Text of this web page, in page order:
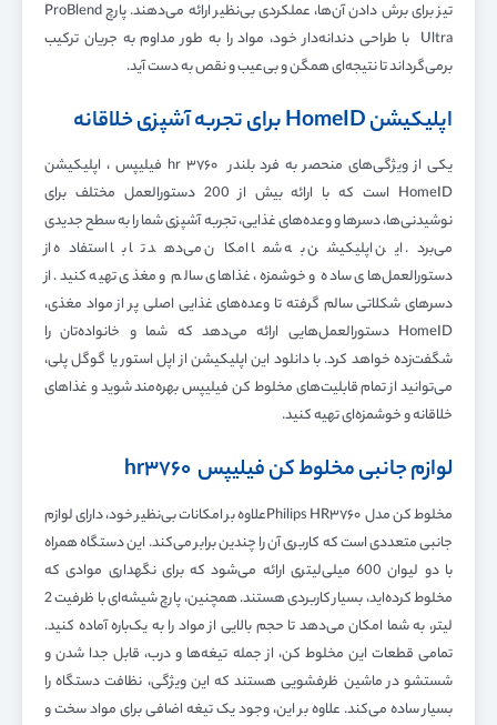
تیز برای برش دادن آن‌ها، عملکردی بی‌نظیر ارائه می‌دهند. پارچ ProBlend
Ultra با طراحی دندانه‌دار خود، مواد را به طور مداوم به جریان ترکیب
برمی‌گرداند تا نتیجه‌ای همگن و بی‌عیب و نقص به دست آید.
اپلیکیشن HomeID برای تجربه آشپزی خلاقانه
یکی از ویژگی‌های منحصر به فرد بلندر hr ۳۷۶۰ فیلیپس ، اپلیکیشن
HomeID است که با ارائه بیش از 200 دستورالعمل مختلف برای
نوشیدنی‌ها، دسرها و وعده‌های غذایی، تجربه آشپزی شما را به سطح جدیدی
می‌برد. این اپلیکیشن به شما امکان می‌دهد تا با استفاده از
دستورالعمل‌های ساده و خوشمزه، غذاهای سالم و مغذی تهیه کنید. از
دسرهای شکلاتی سالم گرفته تا وعده‌های غذایی اصلی پر از مواد مغذی،
HomeID دستورالعمل‌هایی ارائه می‌دهد که شما و خانواده‌تان را
شگفت‌زده خواهد کرد. با دانلود این اپلیکیشن از اپل استور یا گوگل پلی،
می‌توانید از تمام قابلیت‌های مخلوط کن فیلیپس بهره‌مند شوید و غذاهای
خلاقانه و خوشمزه‌ای تهیه کنید.
لوازم جانبی مخلوط کن فیلیپس hr۳۷۶۰
مخلوط کن مدل Philips HR۳۷۶۰علاوه بر امکانات بی‌نظیر خود، دارای لوازم
جانبی متعددی است که کاربری آن را چندین برابر می‌کند. این دستگاه همراه
با دو لیوان 600 میلی‌لیتری ارائه می‌شود که برای نگهداری موادی که
مخلوط کرده‌اید، بسیار کاربردی هستند. همچنین، پارچ شیشه‌ای با ظرفیت 2
لیتر، به شما امکان می‌دهد تا حجم بالایی از مواد را به یک‌باره آماده کنید.
تمامی قطعات این مخلوط کن، از جمله تیغه‌ها و درب، قابل جدا شدن و
شستشو در ماشین ظرفشویی هستند که این ویژگی، نظافت دستگاه را
بسیار ساده می‌کند. علاوه بر این، وجود یک تیغه اضافی برای مواد سخت و